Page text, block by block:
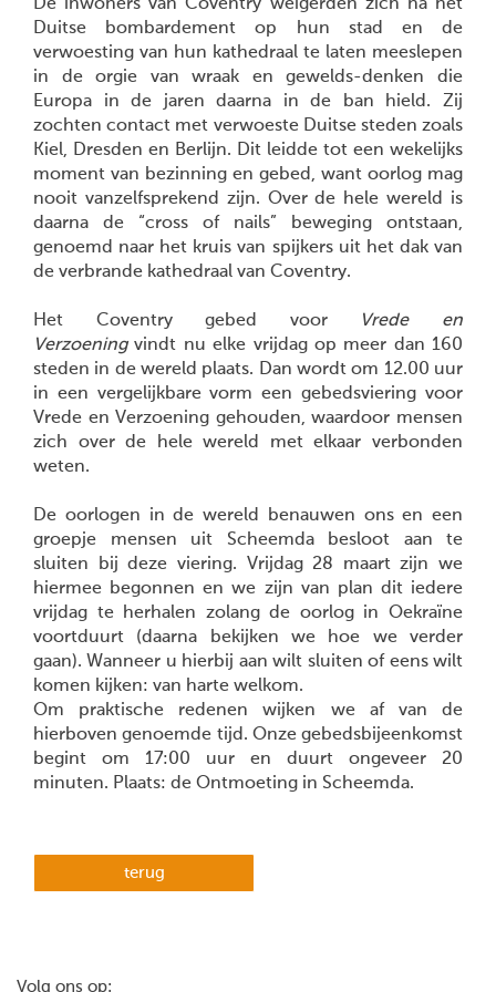
De inwoners van Coventry weigerden zich na het
Duitse bombardement op hun stad en de
verwoesting van hun kathedraal te laten meeslepen
in de orgie van wraak en gewelds-denken die
Europa in de jaren daarna in de ban hield. Zij
zochten contact met verwoeste Duitse steden zoals
Kiel, Dresden en Berlijn. Dit leidde tot een wekelijks
moment van bezinning en gebed, want oorlog mag
nooit vanzelfsprekend zijn. Over de hele wereld is
daarna de “cross of nails” beweging ontstaan,
genoemd naar het kruis van spijkers uit het dak van
de verbrande kathedraal van Coventry.
Het Coventry gebed voor
Vrede en
Verzoeningvindt nu elke vrijdag op meer dan 160
steden in de wereld plaats. Dan wordt om 12.00 uur
in een vergelijkbare vorm een gebedsviering voor
Vrede en Verzoening gehouden, waardoor mensen
zich over de hele wereld met elkaar verbonden
weten.
De oorlogen in de wereld benauwen ons en een
groepje mensen uit Scheemda besloot aan te
sluiten bij deze viering. Vrijdag 28 maart zijn we
hiermee begonnen en we zijn van plan dit iedere
vrijdag te herhalen zolang de oorlog in Oekraïne
voortduurt (daarna bekijken we hoe we verder
gaan). Wanneer u hierbij aan wilt sluiten of eens wilt
komen kijken: van harte welkom.
Om praktische redenen wijken we af van de
hierboven genoemde tijd. Onze gebedsbijeenkomst
begint om 17:00 uur en duurt ongeveer 20
minuten. Plaats: de Ontmoeting in Scheemda.
terug
Volg ons op: